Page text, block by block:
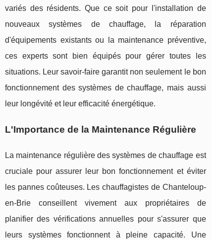
variés des résidents. Que ce soit pour l'installation de
nouveaux systèmes de chauffage, la réparation
d'équipements existants ou la maintenance préventive,
ces experts sont bien équipés pour gérer toutes les
situations. Leur savoir-faire garantit non seulement le bon
fonctionnement des systèmes de chauffage, mais aussi
leur longévité et leur efficacité énergétique.
L'Importance de la Maintenance Régulière
La maintenance régulière des systèmes de chauffage est
cruciale pour assurer leur bon fonctionnement et éviter
les pannes coûteuses. Les chauffagistes de Chanteloup-
en-Brie conseillent vivement aux propriétaires de
planifier des vérifications annuelles pour s'assurer que
leurs systèmes fonctionnent à pleine capacité. Une